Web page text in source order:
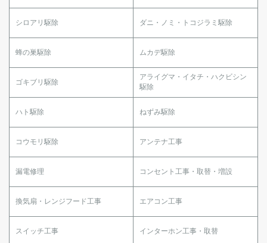
シロアリ駆除 ダニ・ノミ・トコジラミ駆除
蜂の巣駆除 ムカデ駆除
ゴキブリ駆除
アライグマ・イタチ・ハクビシン
駆除
ハト駆除 ねずみ駆除
コウモリ駆除 アンテナ工事
漏電修理 コンセント工事・取替・増設
換気扇・レンジフード工事 エアコン工事
スイッチ工事 インターホン工事・取替